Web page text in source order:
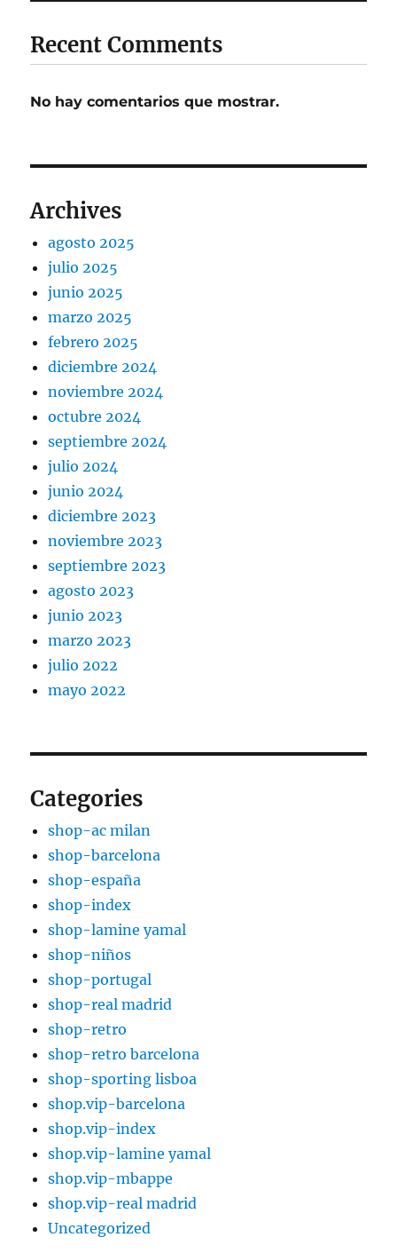
Recent Comments
No hay comentarios que mostrar.
Archives
agosto 2025
julio 2025
junio 2025
marzo 2025
febrero 2025
diciembre 2024
noviembre 2024
octubre 2024
septiembre 2024
julio 2024
junio 2024
diciembre 2023
noviembre 2023
septiembre 2023
agosto 2023
junio 2023
marzo 2023
julio 2022
mayo 2022
Categories
shop-ac milan
shop-barcelona
shop-españa
shop-index
shop-lamine yamal
shop-niños
shop-portugal
shop-real madrid
shop-retro
shop-retro barcelona
shop-sporting lisboa
shop.vip-barcelona
shop.vip-index
shop.vip-lamine yamal
shop.vip-mbappe
shop.vip-real madrid
Uncategorized